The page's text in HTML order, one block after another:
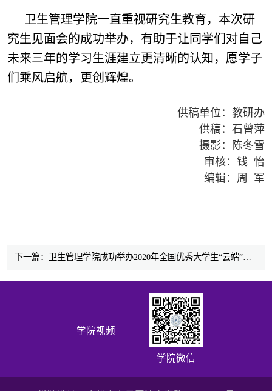
卫生管理学院一直重视研究生教育，本次研
究生见面会的成功举办，有助于让同学们对自己
未来三年的学习生涯建立更清晰的认知，愿学子
们乘风启航，更创辉煌。
供稿单位：教研办
供稿：石曾萍
摄影：陈冬雪
审核：钱 怡
编辑：周 军
下一篇：卫生管理学院成功举办2020年全国优秀大学生“云端”夏令营活动
学院视频
学院微信